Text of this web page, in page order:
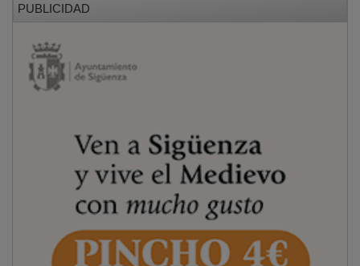
PUBLICIDAD